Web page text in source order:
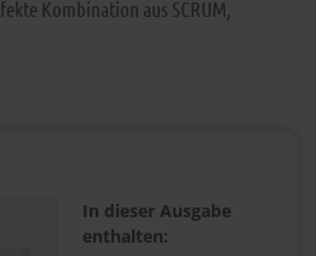
Kombination aus SCRUM,
In dieser Ausgabe
enthalten: